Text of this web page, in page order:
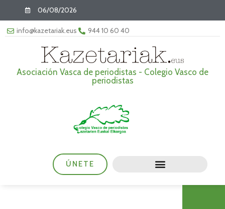
06/08/2026
info@kazetariak.eus 944 10 60 40
Asociación Vasca de periodistas - Colegio Vasco de
periodistas
ÚNETE